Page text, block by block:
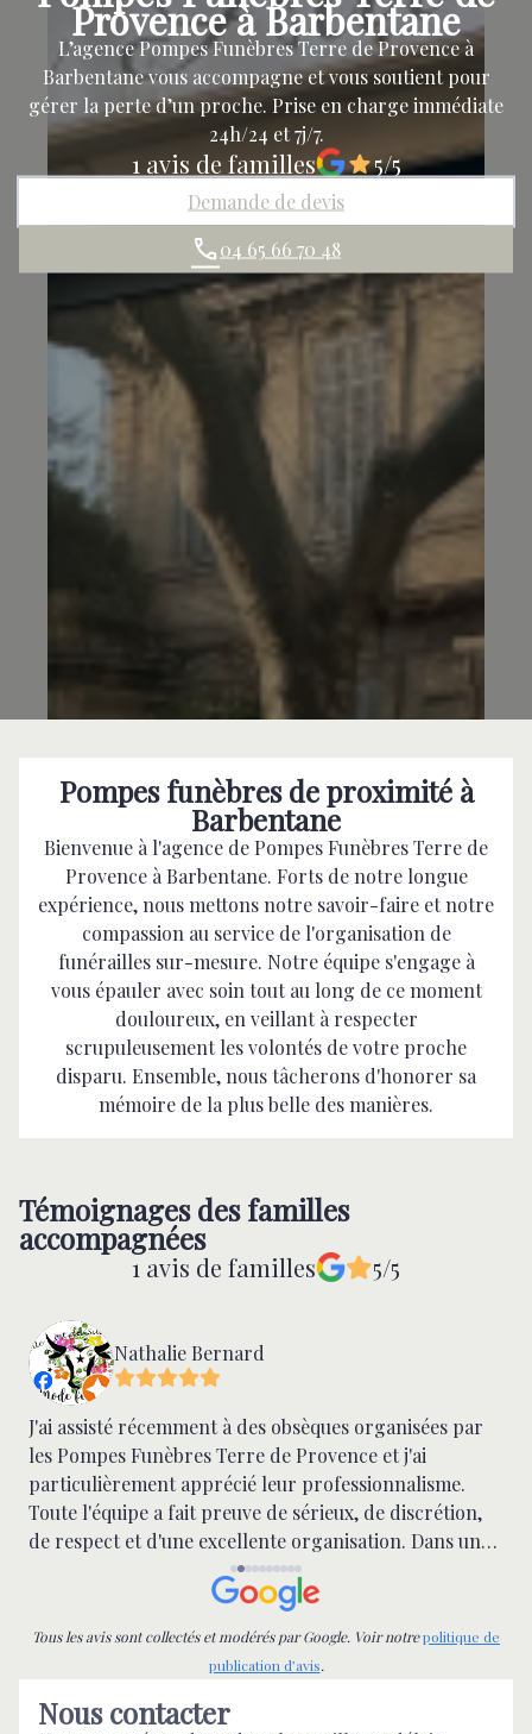
Provence à Barbentane
L’agence Pompes Funèbres Terre de Provence à
Barbentane vous accompagne et vous soutient pour
gérer la perte d’un proche. Prise en charge immédiate
24h/24 et 7j/7.
1 avis de familles 5/5
Demande de devis
04 65 66 70 48
Pompes funèbres de proximité à
Barbentane
Bienvenue à l'agence de Pompes Funèbres Terre de
Provence à Barbentane. Forts de notre longue
expérience, nous mettons notre savoir-faire et notre
compassion au service de l'organisation de
funérailles sur-mesure. Notre équipe s'engage à
vous épauler avec soin tout au long de ce moment
douloureux, en veillant à respecter
scrupuleusement les volontés de votre proche
disparu. Ensemble, nous tâcherons d'honorer sa
mémoire de la plus belle des manières.
Témoignages des familles
accompagnées
1 avis de familles 5/5
Nathalie Bernard
J'ai assisté récemment à des obsèques organisées par
les Pompes Funèbres Terre de Provence et j'ai
particulièrement apprécié leur professionnalisme.
Toute l'équipe a fait preuve de sérieux, de discrétion,
de respect et d'une excellente organisation. Dans un
moment aussi délicat, leur accompagnement et leur
attention aux détails ont été remarquables. Merci pour
la qualité de votre travail.
Tous les avis sont collectés et modérés par Google. Voir notrepolitique de
publication d’avis.
Nous contacter